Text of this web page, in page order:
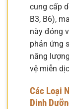
cung cấp
B3, B6),
này đóng
phản ứng
năng
vệ miễn
Các Loại
Dinh